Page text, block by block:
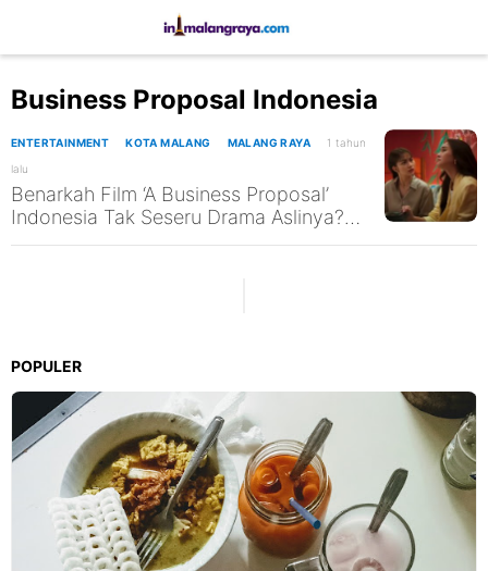
Business Proposal Indonesia
ENTERTAINMENT KOTA MALANG MALANG RAYA
1 tahun
lalu
Benarkah Film ‘A Business Proposal’
Indonesia Tak Seseru Drama Aslinya?
Cek di Beberapa Bioskop di Malang Ini
POPULER